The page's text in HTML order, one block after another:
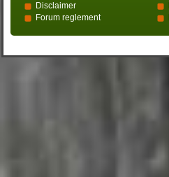
Disclaimer
Forum reglement